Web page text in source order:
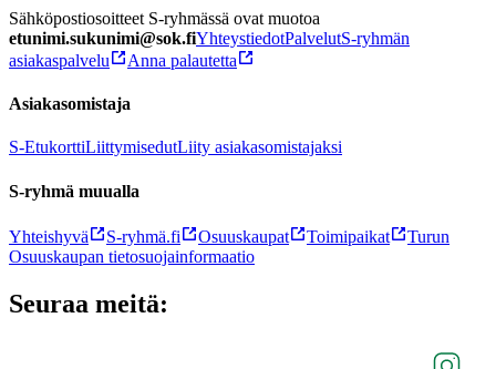
Sähköpostiosoitteet S-ryhmässä ovat muotoa
etunimi.sukunimi@sok.fiYhteystiedotPalvelutS-ryhmän
asiakaspalvelu
Anna palautetta
Asiakasomistaja
S-EtukorttiLiittymisedutLiity asiakasomistajaksi
S-ryhmä muualla
Yhteishyvä S-ryhmä.fi Osuuskaupat Toimipaikat
Turun
Osuuskaupan tietosuojainformaatio
Seuraa meitä: